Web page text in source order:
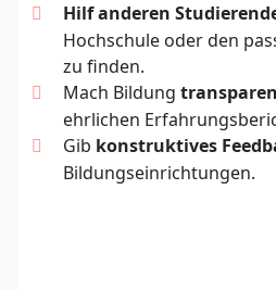
Hilf anderen
Hochschule oder den
zu finden.
Mach Bildung
ehrlichen
Gib konstruktives
Bildungseinrichtungen.